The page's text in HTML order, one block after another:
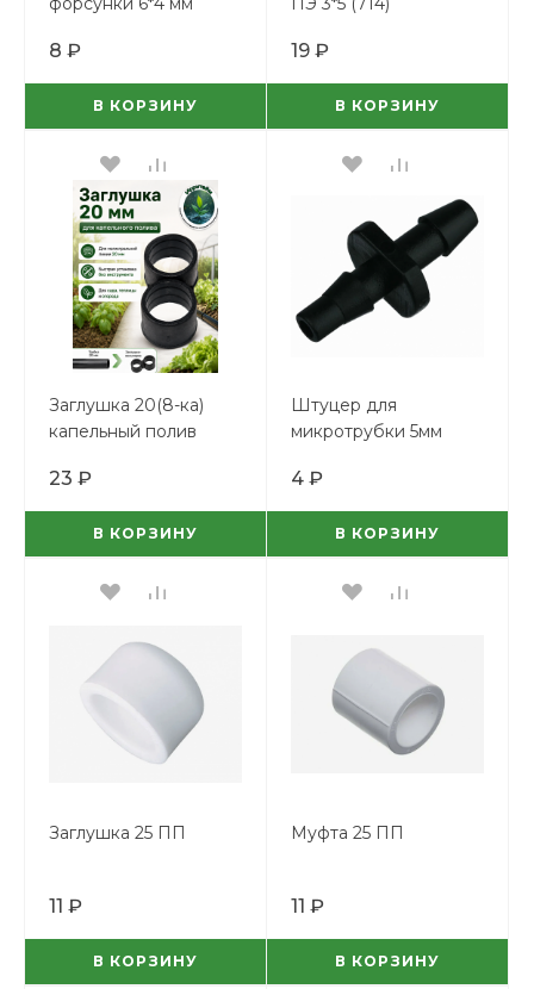
8 ₽
В КОРЗИНУ
19 ₽
В КОРЗИНУ
Заглушка 20(8-ка)
капельный полив
23 ₽
В КОРЗИНУ
Штуцер для
микротрубки 5мм
4 ₽
В КОРЗИНУ
Заглушка 25 ПП
11 ₽
В КОРЗИНУ
Муфта 25 ПП
11 ₽
В КОРЗИНУ